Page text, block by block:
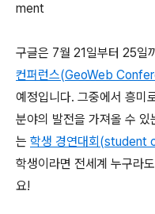
ment
구글은 7월 21일부터 25일
컨퍼런스(GeoWeb
예정입니다. 그중에서 흥미
분야의 발전을 가져올 수
는 학생 경연대회(student
학생이라면 전세계 누구라
요!